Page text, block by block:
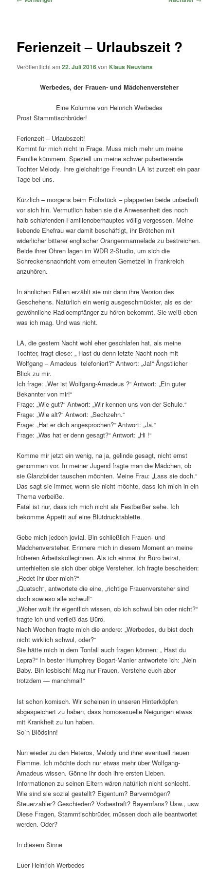
Ferienzeit – Urlaubszeit ?
Veröffentlicht am22. Juli 2016von Klaus Neuvians
Werbedes, der Frauen- und Mädchenversteher
Eine Kolumne von Heinrich Werbedes
Prost Stammtischbrüder!
Ferienzeit – Urlaubszeit!
Kommt für mich nicht in Frage. Muss mich mehr um meine
Familie kümmern. Speziell um meine schwer pubertierende
Tochter Melody. Ihre gleichaltrige Freundin LA ist zurzeit ein paar
Tage bei uns.
Kürzlich – morgens beim Frühstück – plapperten beide unbedarft
vor sich hin. Vermutlich haben sie die Anwesenheit des noch
halb schlafenden Familienoberhauptes völlig vergessen. Meine
liebende Ehefrau war damit beschäftigt, ihr Brötchen mit
widerlicher bitterer englischer Orangenmarmelade zu bestreichen.
Beide ihrer Ohren lagen im WDR 2-Studio, um sich die
Schreckensnachricht vom erneuten Gemetzel in Frankreich
anzuhören.
In ähnlichen Fällen erzählt sie mir dann ihre Version des
Geschehens. Natürlich ein wenig ausgeschmückter, als es der
gewöhnliche Radioempfänger zu hören bekommt. Sie weiß eben
was ich mag. Und was nicht.
LA, die gestern Nacht wohl eher geschlafen hat, als meine
Tochter, fragt diese: „ Hast du denn letzte Nacht noch mit
Wolfgang – Amadeus telefoniert?“ Antwort: „Ja!“ Ängstlicher
Blick zu mir.
Ich frage: „Wer ist Wolfgang-Amadeus ?“ Antwort: „Ein guter
Bekannter von mir!“
Frage: „Wie gut?“ Antwort: „Wir kennen uns von der Schule.“
Frage: „Wie alt?“ Antwort: „Sechzehn.“
Frage: „Hat er dich angesprochen?“ Antwort: „Ja.“
Frage: „Was hat er denn gesagt?“ Antwort: „Hi !“
Komme mir jetzt ein wenig, na ja, gelinde gesagt, nicht ernst
genommen vor. In meiner Jugend fragte man die Mädchen, ob
sie Glanzbilder tauschen möchten. Meine Frau: „Lass sie doch.“
Das sagt sie immer, wenn sie nicht möchte, dass ich mich in ein
Thema verbeiße.
Fatal ist nur, dass ich mich nicht als Festbeißer sehe. Ich
bekomme Appetit auf eine Blutdrucktablette.
Gebe mich jedoch jovial. Bin schließlich Frauen- und
Mädchenversteher. Erinnere mich in diesem Moment an meine
früheren Arbeitskolleginnen. Als ich einmal ihr Büro betrat,
unterhielten sie sich über obige Versteher. Ich fragte bescheiden:
„Redet ihr über mich?“
„Quatsch“, antwortete die eine, „richtige Frauenversteher sind
doch sowieso alle schwul!“
„Woher wollt ihr eigentlich wissen, ob ich schwul bin oder nicht?“
fragte ich und verließ das Büro.
Nach Wochen fragte mich die andere: „Werbedes, du bist doch
nicht wirklich schwul, oder?“
Sie hätte mich in dem Tonfall auch fragen können: „ Hast du
Lepra?“ In bester Humphrey Bogart-Manier antwortete ich: „Nein
Baby. Bin lesbisch! Mag nur Frauen. Verstehe euch aber
trotzdem — manchmal!“
Ist schon komisch. Wir scheinen in unseren Hinterköpfen
abgespeichert zu haben, dass homosexuelle Neigungen etwas
mit Krankheit zu tun haben.
So`n Blödsinn!
Nun wieder zu den Heteros, Melody und ihrer eventuell neuen
Flamme. Ich möchte doch nur etwas mehr über Wolfgang-
Amadeus wissen. Gönne ihr doch ihre ersten Lieben.
Informationen zu seinen Eltern wären natürlich nicht schlecht.
Wie sind sie sozial gestellt? Eigentum? Barvermögen?
Steuerzahler? Geschieden? Vorbestraft? Bayernfans? Usw., usw.
Diese Fragen, Stammtischbrüder, müssen doch alle beantwortet
werden. Oder?
In diesem Sinne
Euer Heinrich Werbedes